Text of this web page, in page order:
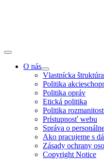
O nás
Vlastnícka
Politika
Politika opráv
Etická politika
Politika
Prístupnosť webu
Správa o
Ako pracujeme s
Zásady ochrany
Copyright Notice